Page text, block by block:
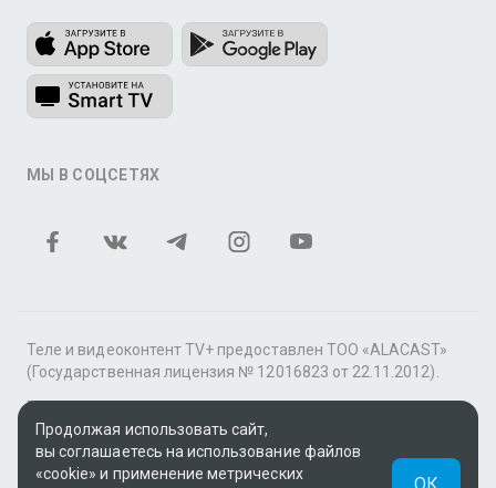
МЫ В СОЦСЕТЯХ
Теле и видеоконтент TV+ предоставлен ТОО «ALACAST»
(Государственная лицензия № 12016823 от 22.11.2012).
В рамках услуги «Видео по подписке» для «Пакета
фильмов и сериалов tv+» контент предоставляется
онлайн-кинотеатром MEGOGO.
Продолжая использовать сайт,
вы соглашаетесь на использование файлов
«cookie» и применение метрических